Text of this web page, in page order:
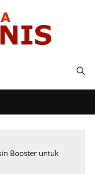
Booster untuk